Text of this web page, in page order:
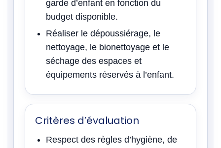
garde d’enfant en fonction du
budget disponible.
Réaliser le dépoussiérage, le
nettoyage, le bionettoyage et le
séchage des espaces et
équipements réservés à l’enfant.
Critères d’évaluation
Respect des règles d’hygiène, de